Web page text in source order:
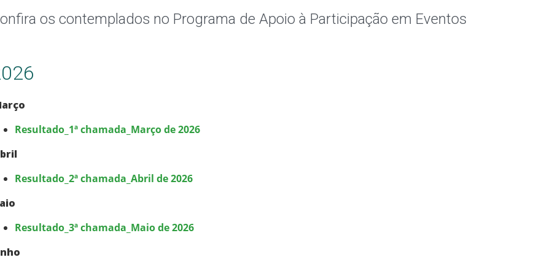
os contemplados no Programa de Apoio à Participação em Eventos
Resultado_1ª chamada_Março de 2026
Resultado_2ª chamada_Abril de 2026
Resultado_3ª chamada_Maio de 2026